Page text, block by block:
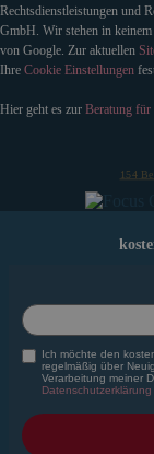
Rechtsdienstleistungen und
GmbH. Wir stehen in
von Google. Zur aktuellen
Ihre Cookie Einstellungen
Hier geht es zur Beratung für
154
Ich möchte den
regelmäßig über
Verarbeitung meiner
Datenschutzerklärung